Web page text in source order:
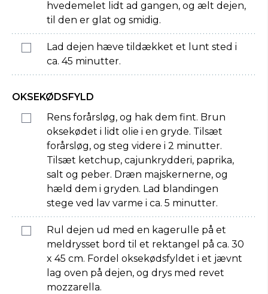
hvedemelet lidt ad gangen, og ælt dejen,
til den er glat og smidig.
Lad dejen hæve tildækket et lunt sted i
ca. 45 minutter.
OKSEKØDSFYLD
Rens forårsløg, og hak dem fint. Brun
oksekødet i lidt olie i en gryde. Tilsæt
forårsløg, og steg videre i 2 minutter.
Tilsæt ketchup, cajunkrydderi, paprika,
salt og peber. Dræn majskernerne, og
hæld dem i gryden. Lad blandingen
stege ved lav varme i ca. 5 minutter.
Rul dejen ud med en kagerulle på et
meldrysset bord til et rektangel på ca. 30
x 45 cm. Fordel oksekødsfyldet i et jævnt
lag oven på dejen, og drys med revet
mozzarella.